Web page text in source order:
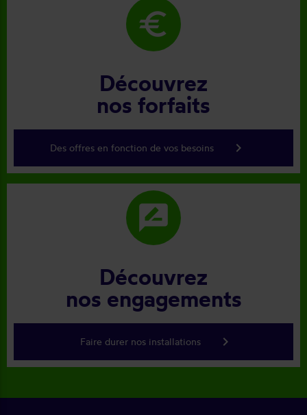
euro
Découvrez
nos forfaits
Des offres en fonction de vos besoins keyboard_arrow_right
rate_review
Découvrez
nos engagements
Faire durer nos installations keyboard_arrow_right